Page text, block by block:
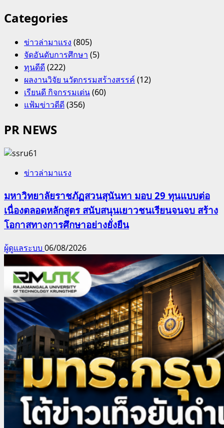
Categories
ข่าวล่ามาแรง (805)
จัดอันดับการศึกษา (5)
ทุนดีดี(222)
ผลงานวิจัย นวัตกรรมสร้างสรรค์ (12)
เรียนดี กิจกรรมเด่น(60)
แฟ้มข่าวดีดี(356)
PR NEWS
ข่าวล่ามาแรง
มหาวิทยาลัยราชภัฏสวนสุนันทา มอบ 29 ทุนแบบต่อ
เนื่องตลอดหลักสูตร สนับสนุนเยาวชนเรียนจนจบ สร้าง
โอกาสทางการศึกษาอย่างยั่งยืน
ผู้ดูแลระบบ 06/08/2026